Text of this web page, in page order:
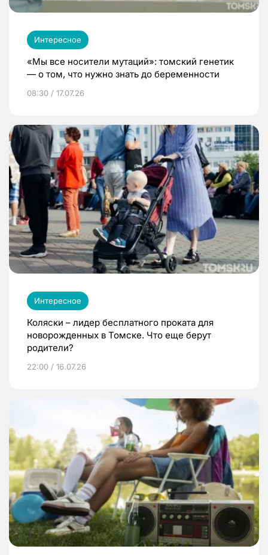
Интересное
«Мы все носители мутаций»: томский генетик
— о том, что нужно знать до беременности
08:30 / 17.07.26
Интересное
Коляски – лидер бесплатного проката для
новорожденных в Томске. Что еще берут
родители?
22:00 / 16.07.26